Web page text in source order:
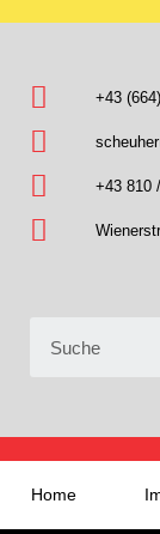
+43
+43 810
Home